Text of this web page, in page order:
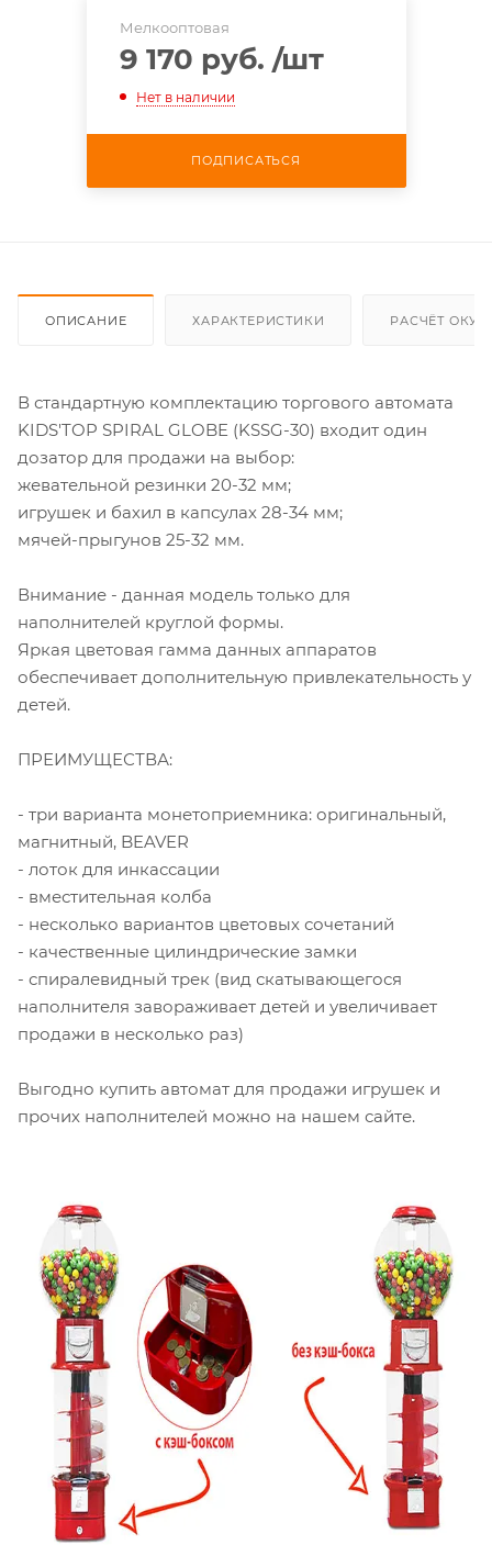
Мелкооптовая
9 170 руб. /шт
Нет в наличии
ПОДПИСАТЬСЯ
ОПИСАНИЕ ХАРАКТЕРИСТИКИ РАСЧЁТ
В стандартную комплектацию торгового автомата
KIDS'TOP SPIRAL GLOBE (KSSG-30) входит один
дозатор для продажи на выбор:
жевательной резинки 20-32 мм;
игрушек и бахил в капсулах 28-34 мм;
мячей-прыгунов 25-32 мм.
Внимание - данная модель только для
наполнителей круглой формы.
Яркая цветовая гамма данных аппаратов
обеспечивает дополнительную привлекательность у
детей.
ПРЕИМУЩЕСТВА:
- три варианта монетоприемника: оригинальный,
магнитный, BEAVER
- лоток для инкассации
- вместительная колба
- несколько вариантов цветовых сочетаний
- качественные цилиндрические замки
- спиралевидный трек (вид скатывающегося
наполнителя завораживает детей и увеличивает
продажи в несколько раз)
Выгодно купить автомат для продажи игрушек и
прочих наполнителей можно на нашем сайте.